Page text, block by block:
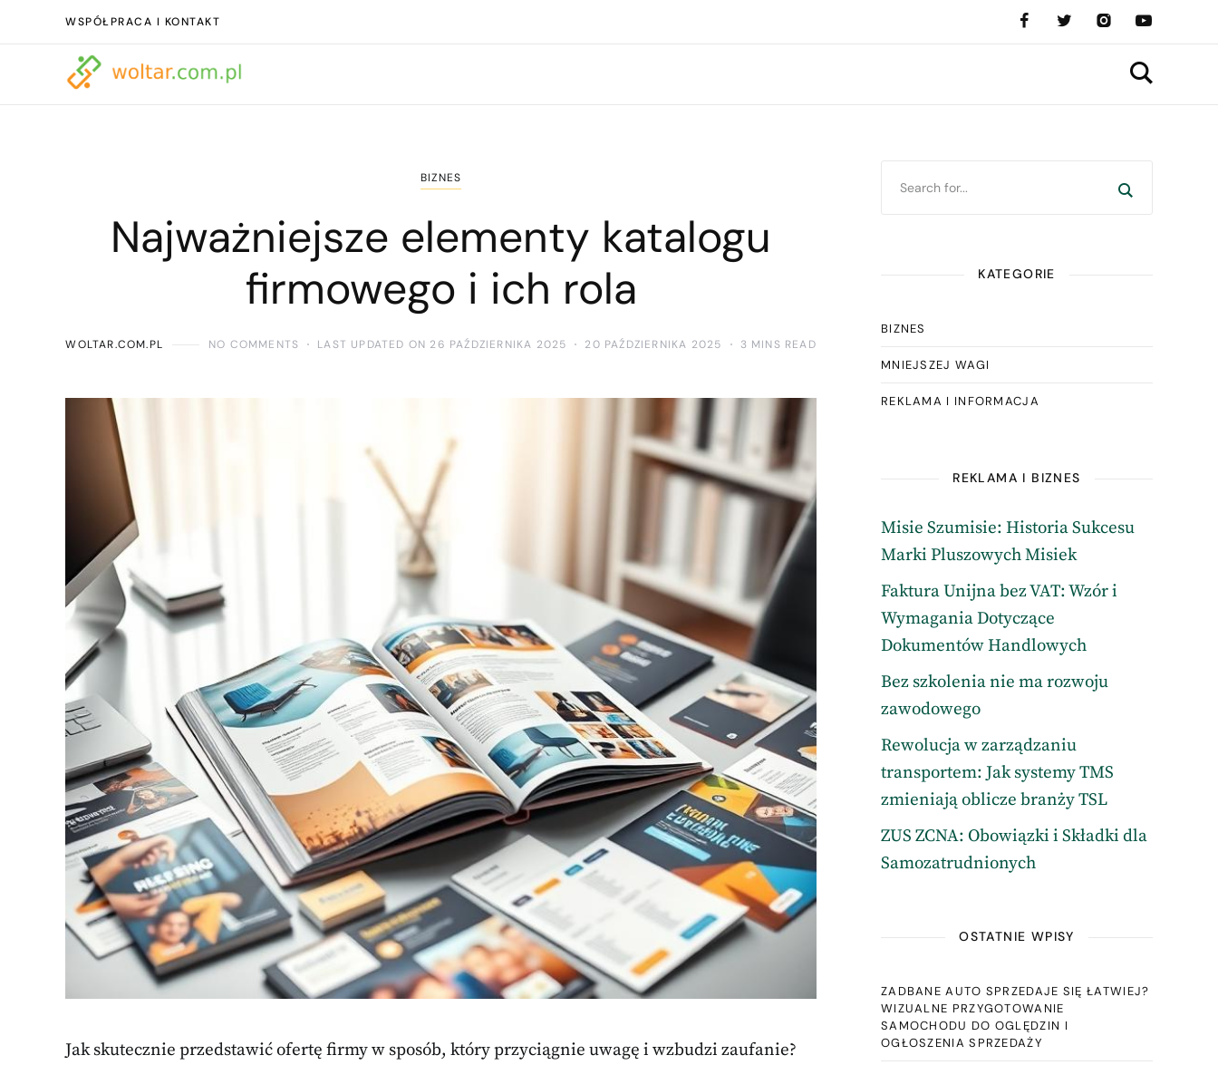
WSPÓŁPRACA I KONTAKT
BIZNES
Najważniejsze elementy katalogu
firmowego i ich rola
WOLTAR.COM.PL NO COMMENTS LAST UPDATED ON 26 PAŹDZIERNIKA 2025 20 PAŹDZIERNIKA 2025 3 MINS READ
Jak skutecznie przedstawić ofertę firmy w sposób, który przyciągnie uwagę i wzbudzi zaufanie?
KATEGORIE
BIZNES
MNIEJSZEJ WAGI
REKLAMA I INFORMACJA
REKLAMA I BIZNES
Misie Szumisie: Historia Sukcesu
Marki Pluszowych Misiek
Faktura Unijna bez VAT: Wzór i
Wymagania Dotyczące
Dokumentów Handlowych
Bez szkolenia nie ma rozwoju
zawodowego
Rewolucja w zarządzaniu
transportem: Jak systemy TMS
zmieniają oblicze branży TSL
ZUS ZCNA: Obowiązki i Składki dla
Samozatrudnionych
OSTATNIE WPISY
ZADBANE AUTO SPRZEDAJE SIĘ ŁATWIEJ?
WIZUALNE PRZYGOTOWANIE
SAMOCHODU DO OGLĘDZIN I
OGŁOSZENIA SPRZEDAŻY